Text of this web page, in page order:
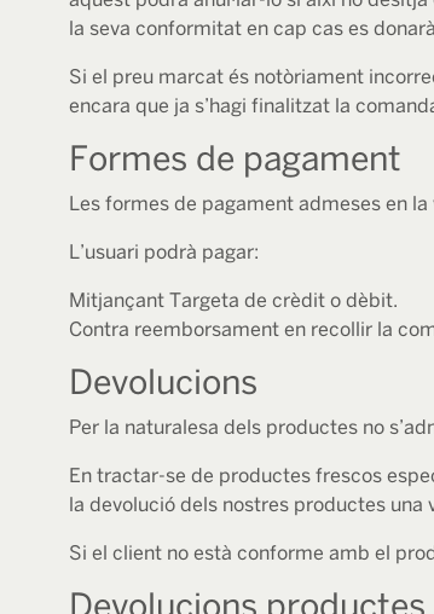
la seva conformitat en cap cas es
Si el preu marcat és notòriament
encara que ja s’hagi finalitzat la
Formes de pagament
Les formes de pagament admeses en
L’usuari podrà pagar:
Mitjançant Targeta de crèdit o dèbit.
Contra reemborsament en recollir la
Devolucions
Per la naturalesa dels productes no
En tractar-se de productes frescos
la devolució dels nostres productes una
Si el client no està conforme amb el